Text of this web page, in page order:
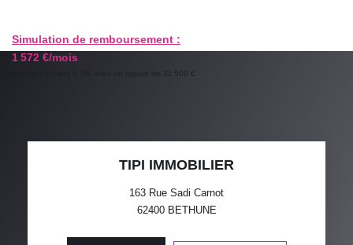
AGENCE
Qui Sommes-Nous
Simulation de remboursement :
1 572 €/mois
pendant 20 ans à 3% avec un apport de 31 500 €
TIPI IMMOBILIER
163 Rue Sadi Carnot
62400 BETHUNE